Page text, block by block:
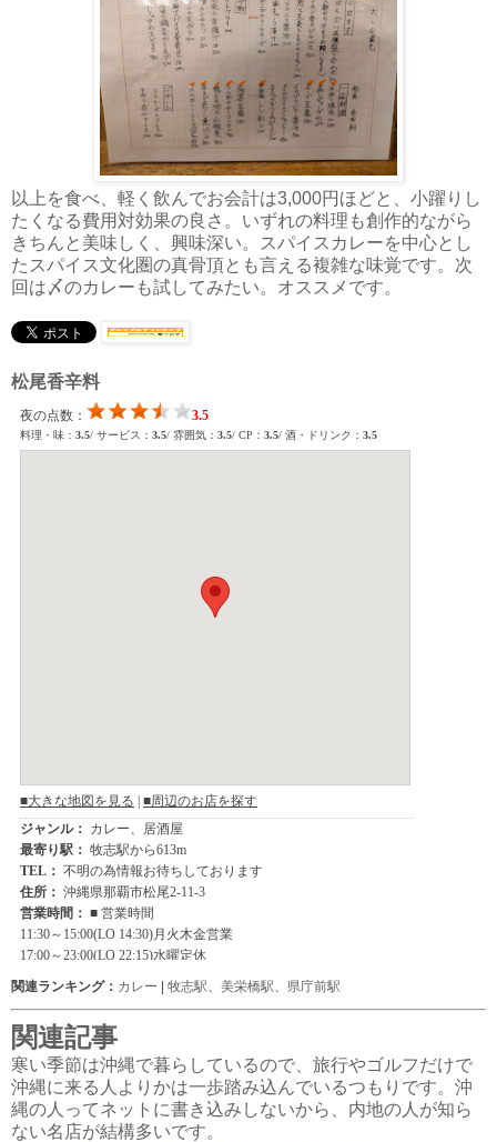
以上を食べ、軽く飲んでお会計は3,000円ほどと、小躍りし
たくなる費用対効果の良さ。いずれの料理も創作的ながら
きちんと美味しく、興味深い。スパイスカレーを中心とし
たスパイス文化圏の真骨頂とも言える複雑な味覚です。次
回は〆のカレーも試してみたい。オススメです。
松尾香辛料
関連ランキング： カレー | 牧志駅 美栄橋駅 県庁前駅
関連記事
寒い季節は沖縄で暮らしているので、旅行やゴルフだけで
沖縄に来る人よりかは一歩踏み込んでいるつもりです。沖
縄の人ってネットに書き込みしないから、内地の人が知ら
ない名店が結構多いです。